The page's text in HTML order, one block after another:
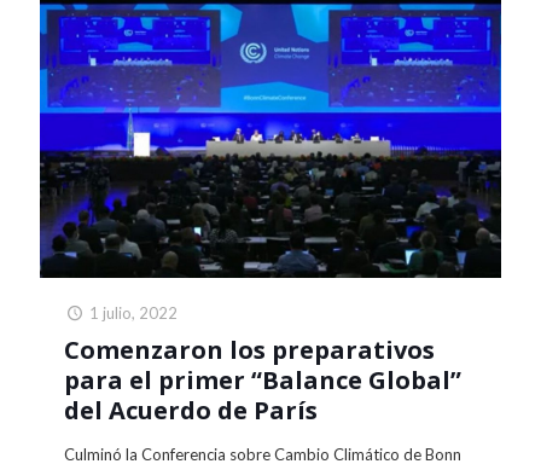
1 julio, 2022
Comenzaron los preparativos
para el primer “Balance Global”
del Acuerdo de París
Culminó la Conferencia sobre Cambio Climático de Bonn